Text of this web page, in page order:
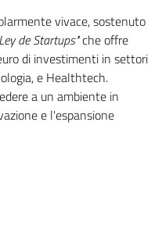
vivace, sostenuto
Ley de Startups"che offre
di investimenti in settori
e Healthtech.
a un ambiente in
e l'espansione